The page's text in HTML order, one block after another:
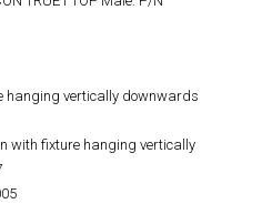
hanging vertically downwards
with fixture hanging vertically